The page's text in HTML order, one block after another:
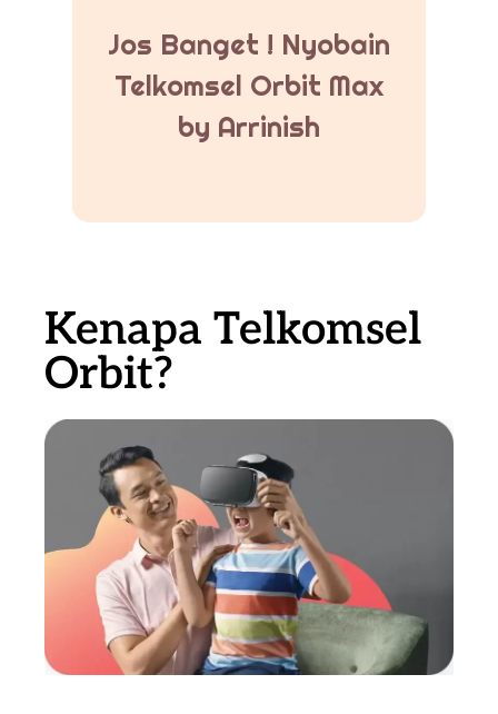
Jos Banget ! Nyobain
Telkomsel Orbit Max
by Arrinish
Kenapa Telkomsel
Orbit?